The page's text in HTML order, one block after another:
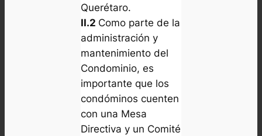
Querétaro.
II.2 Como parte de la
administración y
mantenimiento del
Condominio, es
importante que los
condóminos cuenten
con una Mesa
Directiva y un Comité